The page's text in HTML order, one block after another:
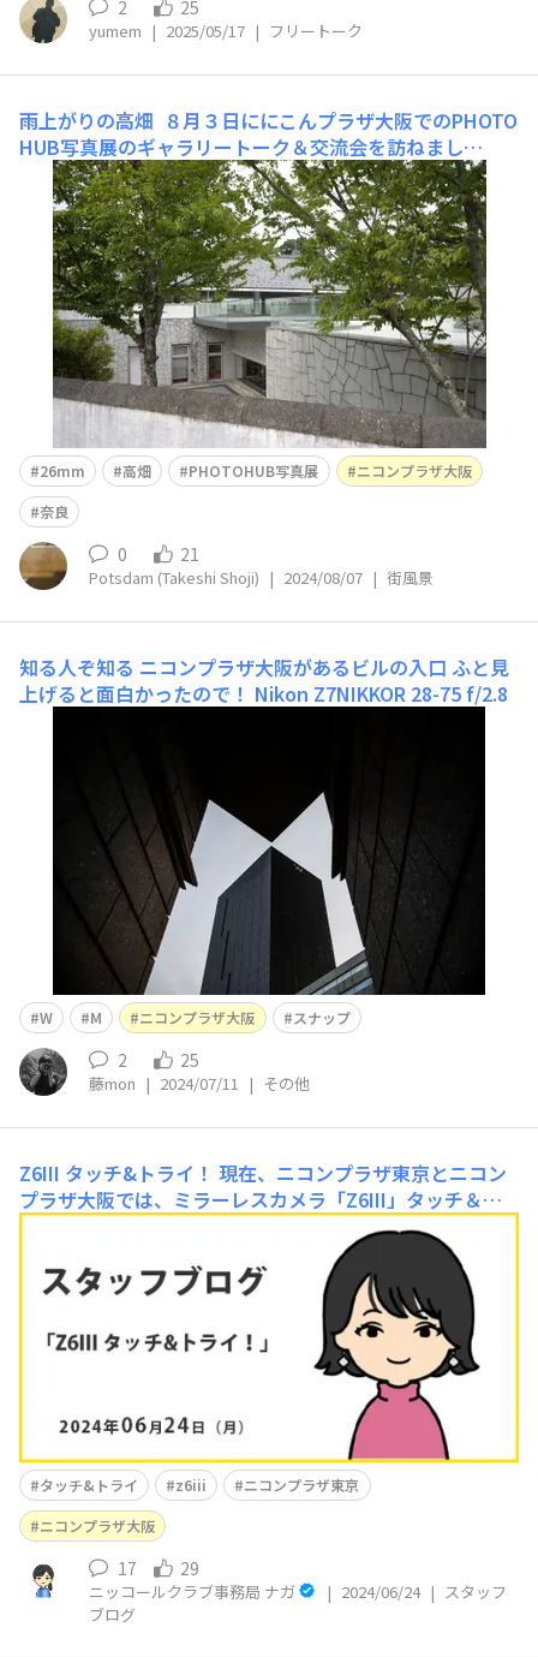
1971-2024」です。 サービスセンターでセンサー掃除して
もらったつい
2 25
yumem | 2025/05/17 | フリートーク
雨上がりの高畑 ８月３日ににこんプラザ大阪でのPHOTO
HUB写真展のギャラリートーク＆交流会を訪ねまし
た。 ギャラリートークは、学生時代の学界でのポスター
発表の雰囲気を思い出しました。撮影者（時々協力者も）
の一瞬にかける熱い想いを聞くことが出来たことは、自分
自身への収穫でした。交流会では、作
26mm 高畑 PHOTOHUB写真展
ニコンプラザ大阪
奈良
0 21
Potsdam (Takeshi Shoji) | 2024/08/07 | 街風景
知る人ぞ知る ニコンプラザ大阪があるビルの入口 ふと見
上げると面白かったので！ Nikon Z7NIKKOR 28-75 f/2.8
W M ニコンプラザ大阪 スナップ
2 25
藤mon | 2024/07/11 | その他
Z6III タッチ&トライ！ 現在、ニコンプラザ東京とニコン
プラザ大阪では、ミラーレスカメラ「Z6III」タッチ＆ト
ライ、特別キャンペーンを実施中です！スタッフとしてわ
たしもニコンプラザ東京に行ったのですが、会場の様子を
少しご紹介させていただきます♪ニコンプラザ東京の「Z
6III」体験会の会場ニコンプラザ大阪の「Z6III」体験
タッチ&トライ z6iii
ニコンプラザ東京
ニコンプラザ大阪
17 29
ニッコールクラブ事務局 ナガ | 2024/06/24 | スタッフ
ブログ